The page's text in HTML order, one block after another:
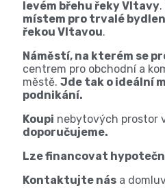
levém břehu řeky Vltavy
místem pro trvalé
řekou Vltavou.
Náměstí, na kterém se
centrem pro obchodní a
městě. Jde tak o ideální
podnikání.
Koupi nebytových prostor
doporučujeme.
Lze financovat
Kontaktujte nás a